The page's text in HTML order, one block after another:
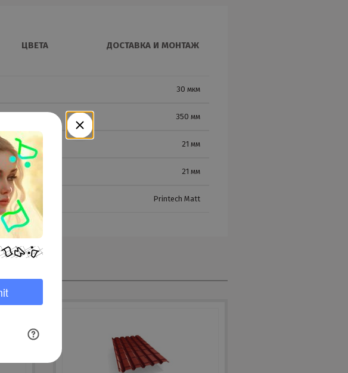
ЦВЕТА ДОСТАВКА И МОНТАЖ
30 мкм
350 мм
21 мм
21 мм
Printech Matt